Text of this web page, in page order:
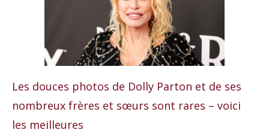
Les douces photos de Dolly Parton et de ses
nombreux frères et sœurs sont rares – voici
les meilleures